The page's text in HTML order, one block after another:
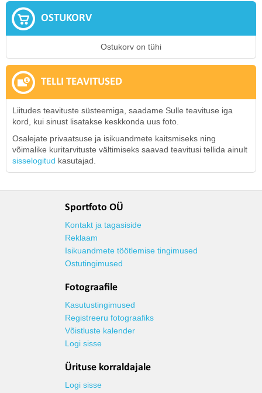
OSTUKORV
Ostukorv on tühi
TELLI TEAVITUSED
Liitudes teavituste süsteemiga, saadame Sulle teavituse iga
kord, kui sinust lisatakse keskkonda uus foto.
Osalejate privaatsuse ja isikuandmete kaitsmiseks ning
võimalike kuritarvituste vältimiseks saavad teavitusi tellida ainult
sisselogitud kasutajad.
Sportfoto OÜ
Kontakt ja tagasiside
Reklaam
Isikuandmete töötlemise tingimused
Ostutingimused
Fotograafile
Kasutustingimused
Registreeru fotograafiks
Võistluste kalender
Logi sisse
Ürituse korraldajale
Logi sisse